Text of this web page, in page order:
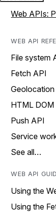
Web APIs:
WEB API
File system
Fetch API
HTML DOM
Push API
Service
See all…
WEB API
Using the
Using the